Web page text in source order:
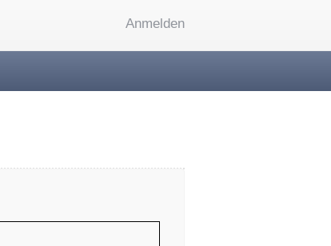
Anmelden